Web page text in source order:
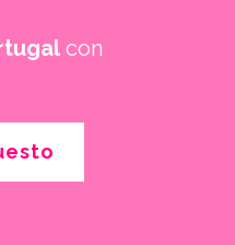
con